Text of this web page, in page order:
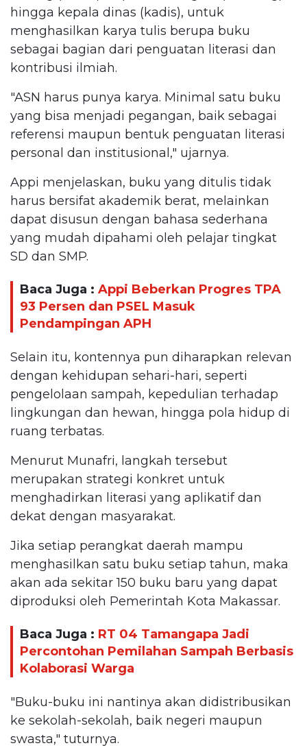
hingga kepala dinas (kadis), untuk
menghasilkan karya tulis berupa buku
sebagai bagian dari penguatan literasi dan
kontribusi ilmiah.
"ASN harus punya karya. Minimal satu buku
yang bisa menjadi pegangan, baik sebagai
referensi maupun bentuk penguatan literasi
personal dan institusional," ujarnya.
Appi menjelaskan, buku yang ditulis tidak
harus bersifat akademik berat, melainkan
dapat disusun dengan bahasa sederhana
yang mudah dipahami oleh pelajar tingkat
SD dan SMP.
Baca Juga : Appi Beberkan Progres TPA
93 Persen dan PSEL Masuk
Pendampingan APH
Selain itu, kontennya pun diharapkan relevan
dengan kehidupan sehari-hari, seperti
pengelolaan sampah, kepedulian terhadap
lingkungan dan hewan, hingga pola hidup di
ruang terbatas.
Menurut Munafri, langkah tersebut
merupakan strategi konkret untuk
menghadirkan literasi yang aplikatif dan
dekat dengan masyarakat.
Jika setiap perangkat daerah mampu
menghasilkan satu buku setiap tahun, maka
akan ada sekitar 150 buku baru yang dapat
diproduksi oleh Pemerintah Kota Makassar.
Baca Juga : RT 04 Tamangapa Jadi
Percontohan Pemilahan Sampah Berbasis
Kolaborasi Warga
"Buku-buku ini nantinya akan didistribusikan
ke sekolah-sekolah, baik negeri maupun
swasta," tuturnya.